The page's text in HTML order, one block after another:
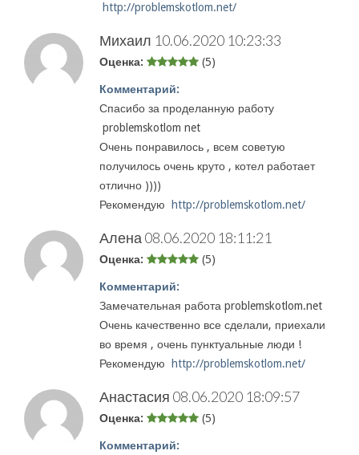
http://problemskotlom.net/
Михаил 10.06.2020 10:23:33
Оценка: (5)
Комментарий:
Спасибо за проделанную работу
problemskotlom net
Очень понравилось , всем советую
получилось очень круто , котел работает
отлично ))))
Рекомендую
http://problemskotlom.net/
Алена 08.06.2020 18:11:21
Оценка: (5)
Комментарий:
Замечательная работа problemskotlom.net
Очень качественно все сделали, приехали
во время , очень пунктуальные люди !
Рекомендую
http://problemskotlom.net/
Анастасия 08.06.2020 18:09:57
Оценка: (5)
Комментарий: